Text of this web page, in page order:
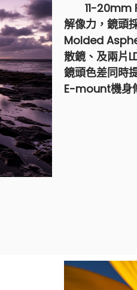
11-20mm F/
解像力，鏡頭
Molded
散鏡、及兩片
鏡頭色差同時
E-mount機身